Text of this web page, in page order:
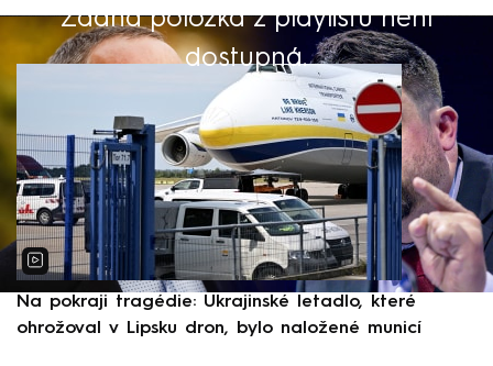
Žádná položka z playlistu není
dostupná.
Výběr redakce
Na pokraji tragédie: Ukrajinské letadlo, které
ohrožoval v Lipsku dron, bylo naložené municí